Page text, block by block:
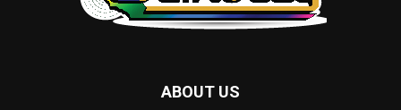
ABOUT US